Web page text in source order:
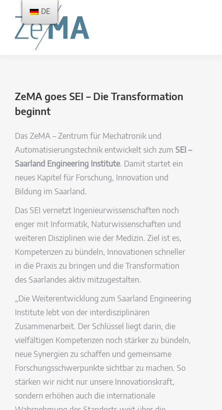
ZeMA goes SEI – Die Transformation
beginnt
Das ZeMA – Zentrum für Mechatronik und
Automatisierungstechnik entwickelt sich zum SEI –
Saarland Engineering Institute. Damit startet ein
neues Kapitel für Forschung, Innovation und
Bildung im Saarland.
Das SEI vernetzt Ingenieurwissenschaften noch
enger mit Informatik, Naturwissenschaften und
weiteren Disziplinen wie der Medizin. Ziel ist es,
Kompetenzen zu bündeln, Innovationen schneller
in die Praxis zu bringen und die Transformation
des Saarlandes aktiv mitzugestalten.
„Die Weiterentwicklung zum Saarland Engineering
Institute lebt von der interdisziplinären
Zusammenarbeit. Der Schlüssel liegt darin, die
vielfältigen Kompetenzen noch stärker zu bündeln,
neue Synergien zu schaffen und gemeinsame
Forschungsschwerpunkte sichtbar zu machen. So
stärken wir nicht nur unsere Innovationskraft,
sondern erhöhen auch die internationale
DE